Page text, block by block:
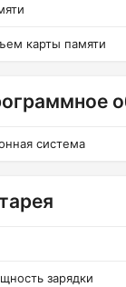
карты памяти
система
зарядки